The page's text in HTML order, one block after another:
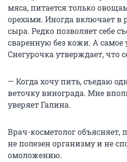
мяса, питается только
орехами. Иногда включает в
сыра. Редко позволяет себе
сваренную без кожи. А самое
Снегурочка утверждает, что
— Когда хочу пить, съедаю
веточку винограда. Мне
уверяет Галина.
Врач-косметолог объясняет,
не полезен организму и не
омоложению.